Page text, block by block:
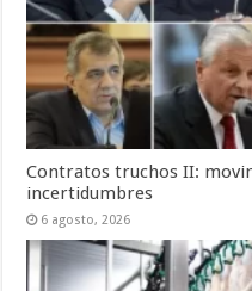
Contratos truchos II:
incertidumbres
6 agosto, 2026